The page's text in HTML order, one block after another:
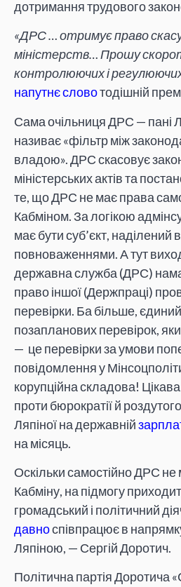
дотримання трудового
«ДРС … отримує право
міністерств… Прошу
контролюючих і регулюючих
напутнє словотодішній
Сама очільниця ДРС — пані
називає «фільтр між
владою». ДРС скасовує
міністерських актів та
те, що ДРС не має права
Кабміном. За логікою
має бути суб’єкт, наділений
повноваженнями. А тут
державна служба (ДРС)
право іншої (Держпраці)
перевірки. Ба більше,
позапланових перевірок,
— це перевірки за умови
повідомлення у
корупційна складова!
проти бюрократії й
Ляпіної на державній
на місяць.
Оскільки самостійно ДРС
Кабміну, на підмогу
громадський і політичний
давноспівпрацює в
Ляпіною, — Сергій Доротич.
Політична партія Доротича